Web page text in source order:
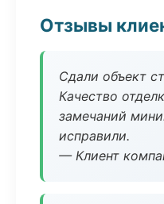
Отзывы
Сдали объект
Качество
замечаний
исправили.
— Клиент